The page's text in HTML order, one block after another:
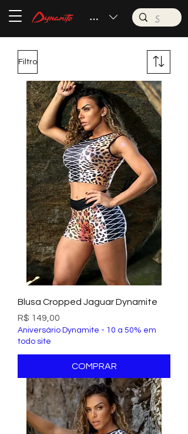
BRL (R$)
Filtro
Blusa Cropped Jaguar Dynamite
Preço
R$ 149,00
Aniversário Dynamite - 10 a 50% em
todo site
COMPRAR